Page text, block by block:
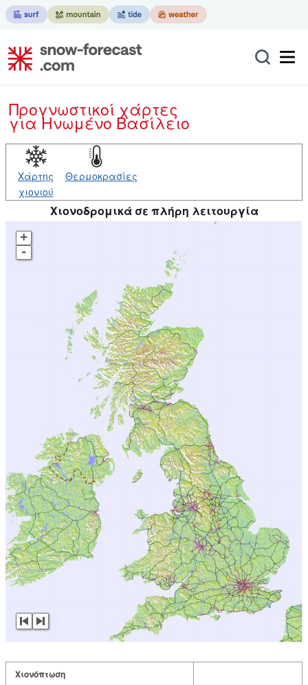
Προγνωστικοί χάρτες
για Ηνωμένο Βασίλειο
Χάρτης
χιονιού
Θερμοκρασίες
Χιονοδρομικά σε πλήρη λειτουργία
+
-
Χιονόπτωση